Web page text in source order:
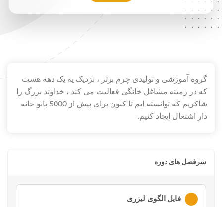
گروه آموزشی و تولیدی چرم برتر ، نزدیک یه یک دهه هست
که در زمینه مشاغل خانگی فعالیت می کند ، خداوند بزرگ را
شاکریم که توانسته ایم تا کنون برای بیش از 5000 بانو خانه
دار اشتغال ایجاد کنیم.
سرفصل های دوره
فایل الگوی لیزری